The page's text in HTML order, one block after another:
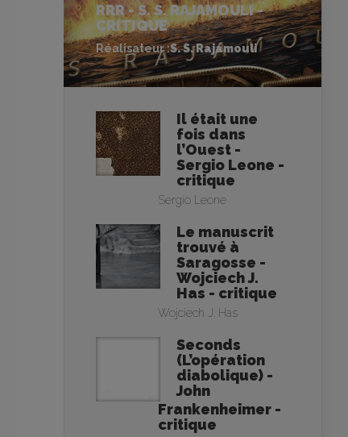
RRR - S. S. RAJAMOULI -
CRITIQUE
Réalisateur :S. S. Rajamouli
Il était une
fois dans
l’Ouest -
Sergio Leone -
critique
Sergio Leone
Le manuscrit
trouvé à
Saragosse -
Wojciech J.
Has - critique
Wojciech J. Has
Seconds
(L’opération
diabolique) -
John
Frankenheimer -
critique